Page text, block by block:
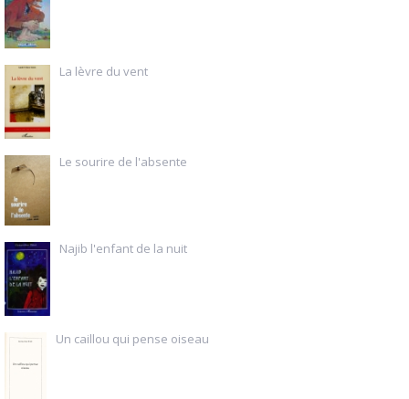
La lèvre du vent
Le sourire de l'absente
Najib l'enfant de la nuit
Un caillou qui pense oiseau